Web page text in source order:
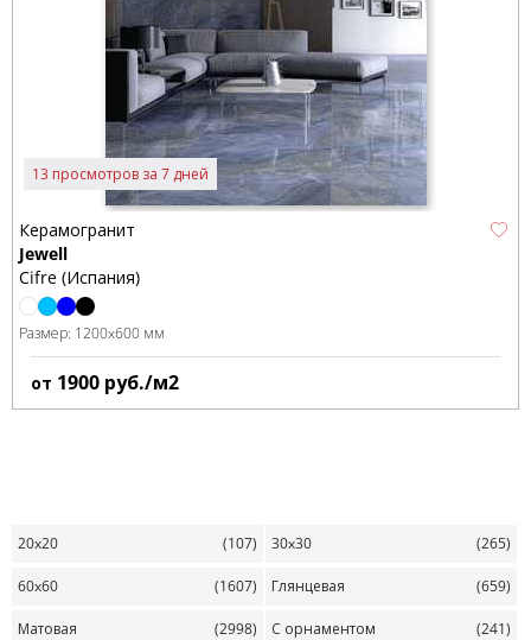
13 просмотров за 7 дней
Керамогранит
Jewell
Cifre (Испания)
Размер: 1200x600 мм
от 1900 руб./м2
20x20 (107) 30x30 (265)
60x60 (1607) Глянцевая (659)
Матовая (2998) С орнаментом (241)